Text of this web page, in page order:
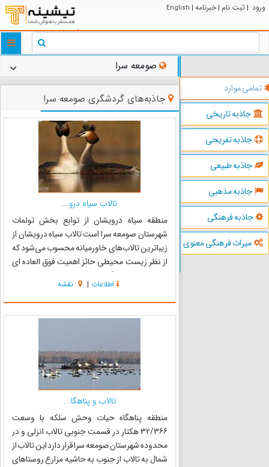
ورود | ثبت نام | خبرنامه |
English
تمامی موارد
جاذبه تاریخی
جاذبه تفریحی
جاذبه طبیعی
جاذبه مذهبی
جاذبه فرهنگی
میراث فرهنگی معنوی
صومعه سرا
جاذبه‌های گردشگری صومعه سرا
تالاب سیاه درو...
منطقه سیاه درویشان از توابع بخش تولمات
شهرستان صومعه سرا است تالاب سیاه درویشان از
زیباترین تالاب‌های خاورمیانه محسوب می‌شود که
از نظر زیست محیطی حائز اهمیت فوق العاده ای
است. روستای نرگستان با سیاه درویشان همجوار
دقیقه به تالاب انزلی م...
اطلاعات | نقشه
تالاب و پناهگا...
منطقه پناهگاه حیات وحش سلکه با وسعت
32/366 هکتار در قسمت جنوبی تالاب انزلی و در
محدوده شهرستان صومعه سرا قرار دارد این تالاب از
شمال به تالاب از جنوب به حاشیه مزارع روستاهای